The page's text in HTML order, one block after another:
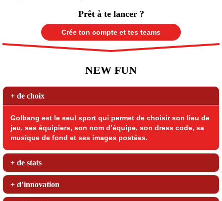
Prêt à te lancer ?
Crée ton compte et tes teams
NEW FUN
+ de choix
Golbang est le seul sport qui permet de choisir son lieu de
jeu, ses équipiers, son nom d’équipe, son dress code, sa
musique de fond et ses images postées.
+ de stats
+ d’innovation